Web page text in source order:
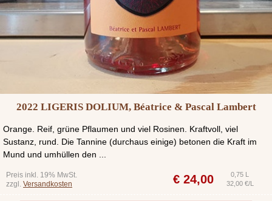
2022 LIGERIS DOLIUM, Béatrice & Pascal Lambert
Orange. Reif, grüne Pflaumen und viel Rosinen. Kraftvoll, viel
Sustanz, rund. Die Tannine (durchaus einige) betonen die Kraft im
Mund und umhüllen den ...
Preis inkl. 19% MwSt.
zzgl. Versandkosten € 24,00
0,75 L
32,00 €/L